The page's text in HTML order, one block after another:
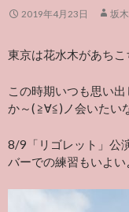
2019年4月23日 坂
東京は花水木があち
この時期いつも思い
か～( ≧∀≦)ノ会いたい
8/9「リゴレット」公
バーでの練習もいよ